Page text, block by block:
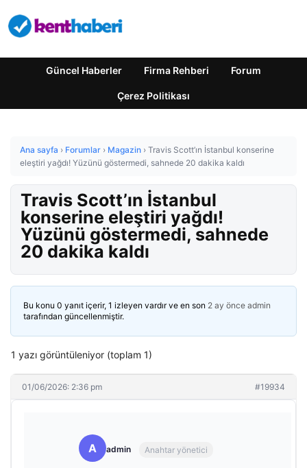
Güncel Haberler Firma Rehberi Forum
Çerez Politikası
Ana sayfa › Forumlar › Magazin › Travis Scott’ın İstanbul konserine
eleştiri yağdı! Yüzünü göstermedi, sahnede 20 dakika kaldı
Travis Scott’ın İstanbul
konserine eleştiri yağdı!
Yüzünü göstermedi, sahnede
20 dakika kaldı
Bu konu 0 yanıt içerir, 1 izleyen vardır ve en son 2 ay önce admin
tarafından güncellenmiştir.
1 yazı görüntüleniyor (toplam 1)
01/06/2026: 2:36 pm #19934
A admin Anahtar yönetici